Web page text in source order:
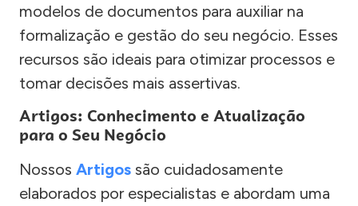
modelos de documentos para auxiliar na
formalização e gestão do seu negócio. Esses
recursos são ideais para otimizar processos e
tomar decisões mais assertivas.
Artigos: Conhecimento e Atualização
para o Seu Negócio
Nossos Artigos são cuidadosamente
elaborados por especialistas e abordam uma